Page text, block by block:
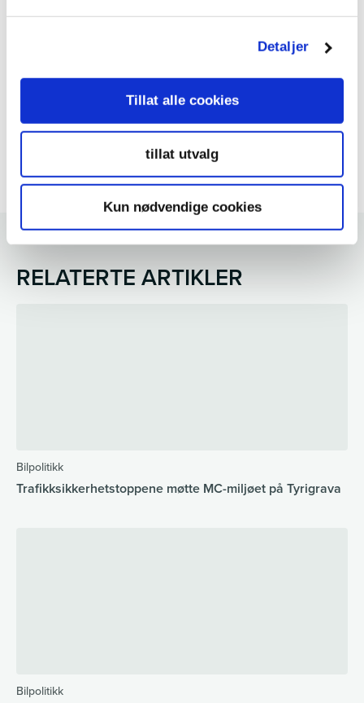
Detaljer
Tillat alle cookies
tillat utvalg
Kun nødvendige cookies
men i en tid der bilen er under stadig større press
med norske bilister denne høsten, og sikret et viktig
For noen ganger fortjener også bremsing av dårlig
politikk skryt, heder og ære.
RELATERTE ARTIKLER
Bilpolitikk
Trafikksikkerhetstoppene møtte MC-miljøet på Tyrigrava
Bilpolitikk